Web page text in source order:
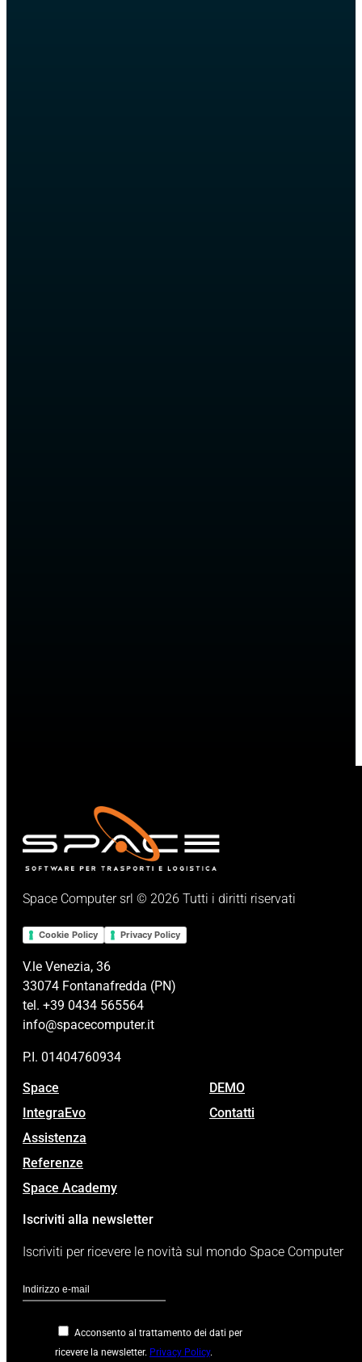
Space Computer srl © 2026 Tutti i diritti riservati
Cookie Policy Privacy Policy
V.le Venezia, 36
33074 Fontanafredda (PN)
tel. +39 0434 565564
info@spacecomputer.it
P.I. 01404760934
Space
IntegraEvo
Assistenza
Referenze
Space Academy
DEMO
Contatti
Iscriviti alla newsletter
Iscriviti per ricevere le novità sul mondo Space Computer
Acconsento al trattamento dei dati per
ricevere la newsletter. Privacy Policy.